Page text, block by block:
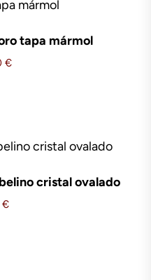
tapa mármol
€
cristal ovalado
€